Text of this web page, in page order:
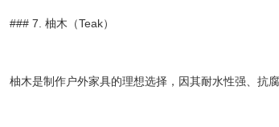
### 7. 柚木（Teak）
柚木是制作户外家具的理想选择，因其耐水性强、抗